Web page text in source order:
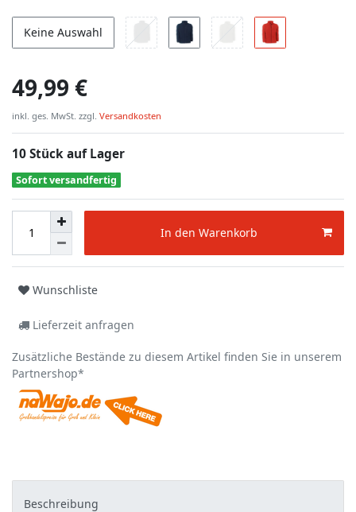
Keine Auswahl
49,99 €
inkl. ges. MwSt. zzgl. Versandkosten
10 Stück auf Lager
Sofort versandfertig
In den Warenkorb
Wunschliste
Lieferzeit anfragen
Zusätzliche Bestände zu diesem Artikel finden Sie in unserem
Partnershop*
Beschreibung